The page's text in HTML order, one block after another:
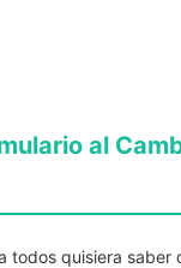
al
todos quisiera